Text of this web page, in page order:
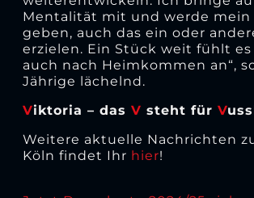
Mentalität mit und werde mein
geben, auch das ein oder
erzielen. Ein Stück weit fühlt es
auch nach Heimkommen an“,
Jährige lächelnd.
Viktoria – das V steht für V
Weitere aktuelle Nachrichten
Köln findet Ihr hier!